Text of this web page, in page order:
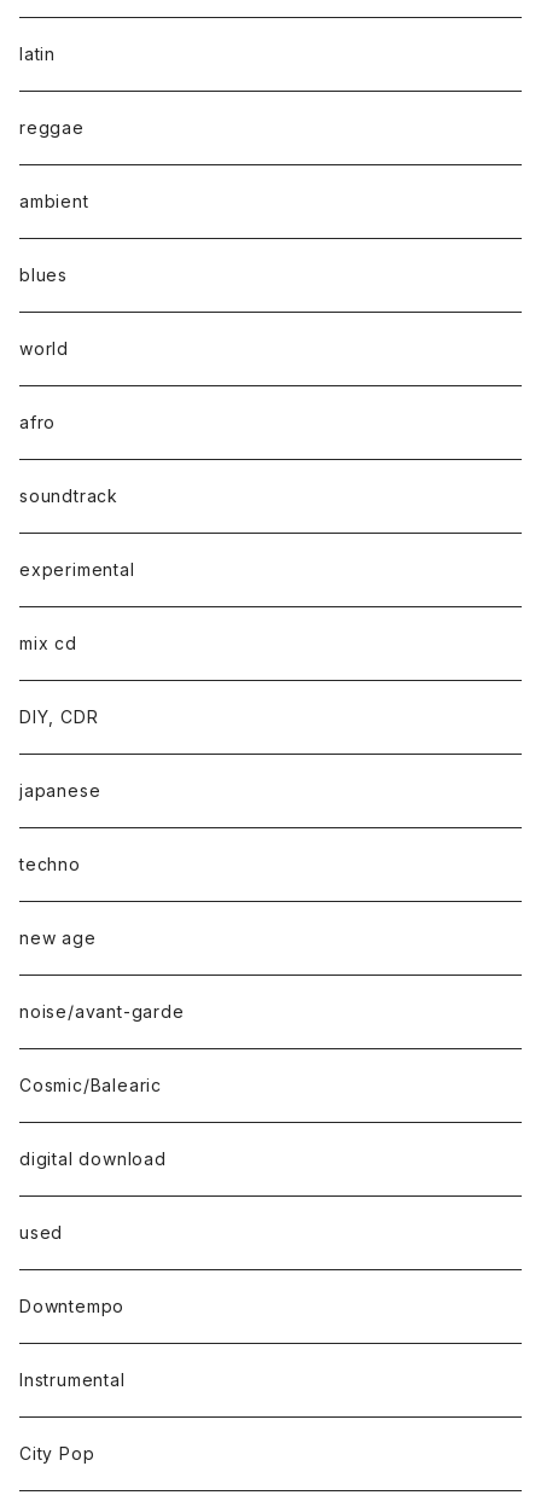
latin
reggae
ambient
blues
world
afro
soundtrack
experimental
mix cd
DIY, CDR
japanese
techno
new age
noise/avant-garde
Cosmic/Balearic
digital download
used
Downtempo
Instrumental
City Pop